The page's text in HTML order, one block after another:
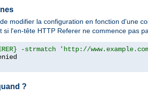
modifier la configuration en fonction d'une
si l'en-tête HTTP Referer ne commence pas
-strmatch 'http://
?